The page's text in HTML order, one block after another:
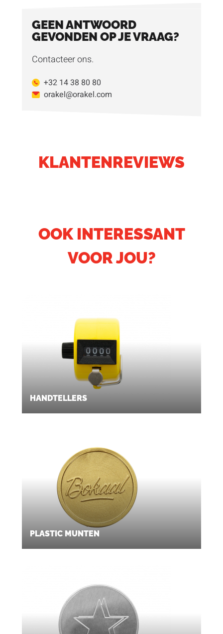
GEEN ANTWOORD
GEVONDEN OP JE VRAAG?
Contacteer ons.
+32 14 38 80 80
orakel@orakel.com
KLANTENREVIEWS
OOK INTERESSANT
VOOR JOU?
HANDTELLERS
PLASTIC MUNTEN